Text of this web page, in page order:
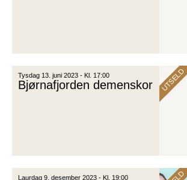
UTSELD
Tysdag 13. juni 2023 - Kl. 17:00
Bjørnafjorden demenskor
Laurdag 9. desember 2023 - Kl. 19:00